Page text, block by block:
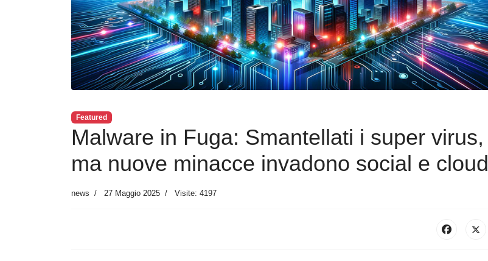
Featured
Malware in Fuga: Smantellati i super virus,
ma nuove minacce invadono social e cloud
news 27 Maggio 2025 Visite: 4197